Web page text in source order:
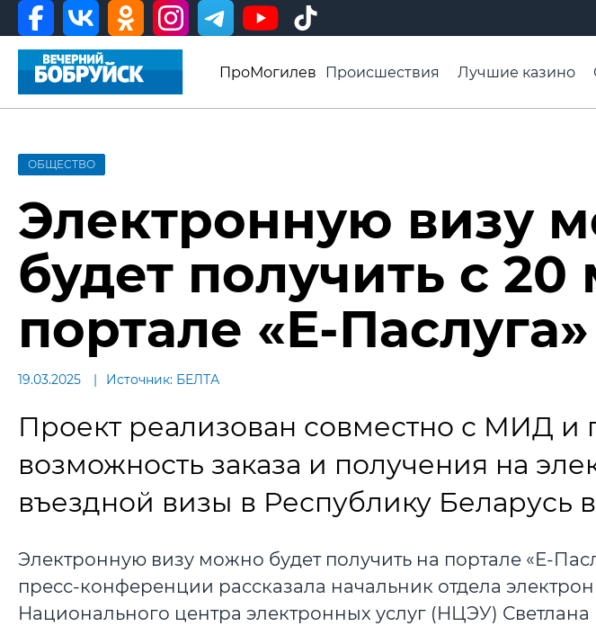
ПроМогилев Происшествия Лучшие казино
Видео ВБ
ОБЩЕСТВО
Электронную визу
будет получить с 20
портале «Е-Паслуга»
19.03.2025 Источник: БЕЛТА
Проект реализован совместно с МИД и
возможность заказа и получения на
въездной визы в Республику Беларусь
Электронную визу можно будет получить на портале «Е-
пресс-конференции рассказала начальник отдела
Национального центра электронных услуг (НЦЭУ) Светлана